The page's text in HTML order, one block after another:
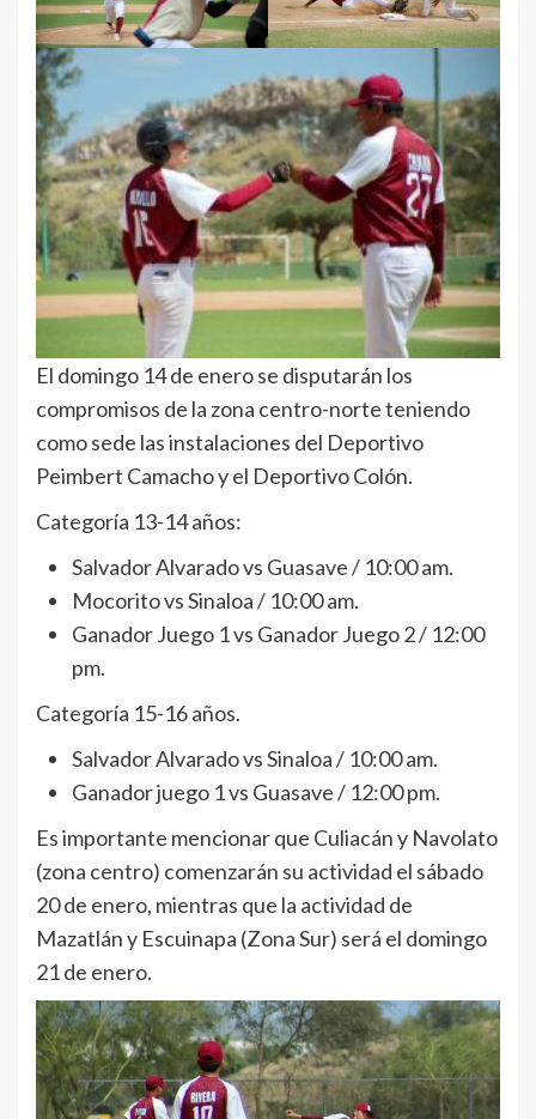
El domingo 14 de enero se disputarán los
compromisos de la zona centro-norte teniendo
como sede las instalaciones del Deportivo
Peimbert Camacho y el Deportivo Colón.
Categoría 13-14 años:
Salvador Alvarado vs Guasave / 10:00 am.
Mocorito vs Sinaloa / 10:00 am.
Ganador Juego 1 vs Ganador Juego 2 / 12:00
pm.
Categoría 15-16 años.
Salvador Alvarado vs Sinaloa / 10:00 am.
Ganador juego 1 vs Guasave / 12:00 pm.
Es importante mencionar que Culiacán y Navolato
(zona centro) comenzarán su actividad el sábado
20 de enero, mientras que la actividad de
Mazatlán y Escuinapa (Zona Sur) será el domingo
21 de enero.